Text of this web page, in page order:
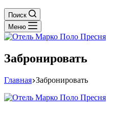
Поиск
Меню
Забронировать
Главная Забронировать